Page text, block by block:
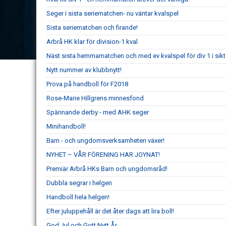
Seger i sista seriematchen- nu väntar kvalspel
Sista seriematchen och firande!
Arbrå HK klar för division-1 kval
Näst sista hemmamatchen och med ev kvalspel för div 1 i
Nytt nummer av klubbnytt!
Prova på handboll för F2018
Rose-Marie Hillgrens minnesfond
Spännande derby - med AHK seger
Minihandboll!
Barn - och ungdomsverksamheten växer!
NYHET – VÅR FÖRENING HAR JOYNAT!
Premiär Arbrå HKs Barn och ungdomsråd!
Dubbla segrar i helgen
Handboll hela helgen!
Efter juluppehåll är det åter dags att lira boll!